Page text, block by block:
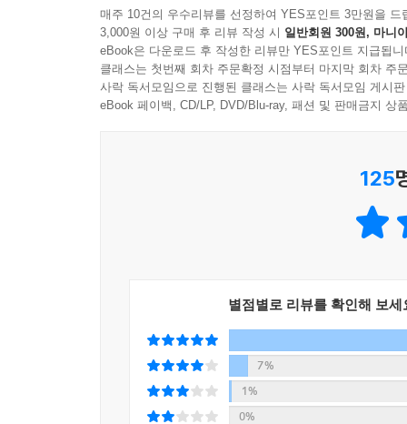
매주 10건의 우수리뷰를 선정하여 YES포인트 3만원을 드
3,000원 이상 구매 후 리뷰 작성 시 일반회원 300원, 마니
eBook은 다운로드 후 작성한 리뷰만 YES포인트 지급됩니
클래스는 첫번째 회차 주문확정 시점부터 마지막 회차 주
사락 독서모임으로 진행된 클래스는 사락 독서모임 게시
eBook 페이백, CD/LP, DVD/Blu-ray, 패션 및 판매금지 상
125
별점별로 리뷰를 확인해 보세
7%
1%
0%